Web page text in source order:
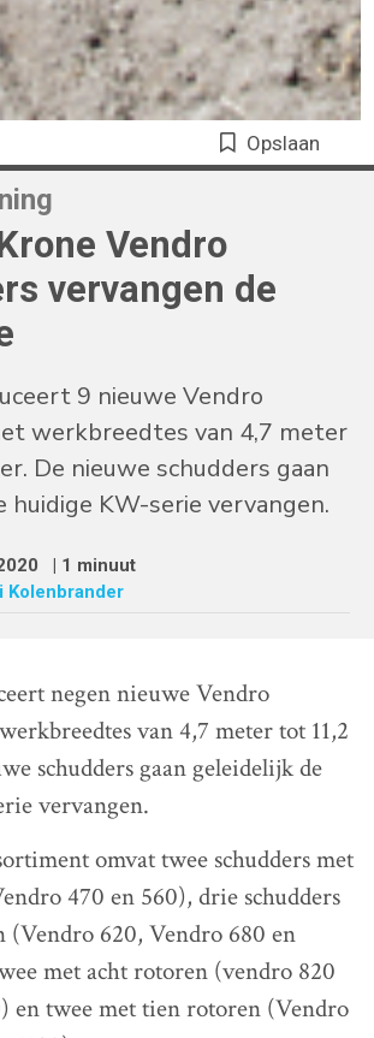
Opslaan
Vendro
vervangen de
9 nieuwe Vendro
werkbreedtes van 4,7 meter
De nieuwe schudders gaan
huidige KW-serie vervangen.
| 1 minuut
Kolenbrander
negen nieuwe Vendro
van 4,7 meter tot 11,2
schudders gaan geleidelijk de
vervangen.
omvat twee schudders met
470 en 560), drie schudders
(Vendro 620, Vendro 680 en
met acht rotoren (vendro 820
en twee met tien rotoren (Vendro